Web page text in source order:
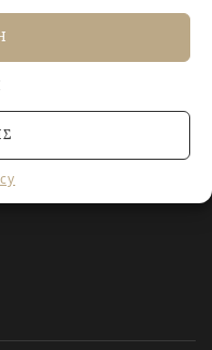
Όλα όσα πρέπει να
την υγεία και την